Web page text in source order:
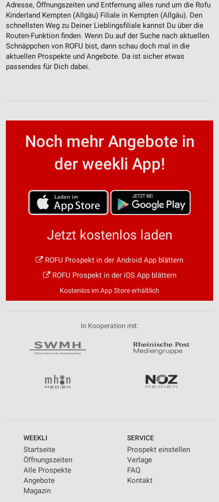
Adresse, Öffnungszeiten und Entfernung alles rund um die Rofu
Kinderland Kempten (Allgäu) Filiale in Kempten (Allgäu). Den
schnellsten Weg zu Deiner Lieblingsfiliale kannst Du über die
Routen-Funktion finden. Wenn Du auf der Suche nach aktuellen
Schnäppchen von ROFU bist, dann schau doch mal in die
aktuellen Prospekte und Angebote. Da ist sicher etwas
passendes für Dich dabei.
Noch mehr Angebote in
der weekli App!
Jetzt kostenlos laden
ROFU Prospekt in der Android App blättern
ROFU Prospekt in der iOS App blättern
Kostenlos im App Store erhältlich
In Kooperation mit:
WEEKLI
Startseite
Öffnungszeiten
Alle Prospekte
Angebote
Magazin
SERVICE
Prospekt einstellen
Verlage
FAQ
Kontakt